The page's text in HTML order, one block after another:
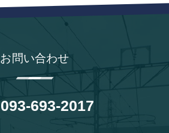
お問い合わせ
093-693-2017